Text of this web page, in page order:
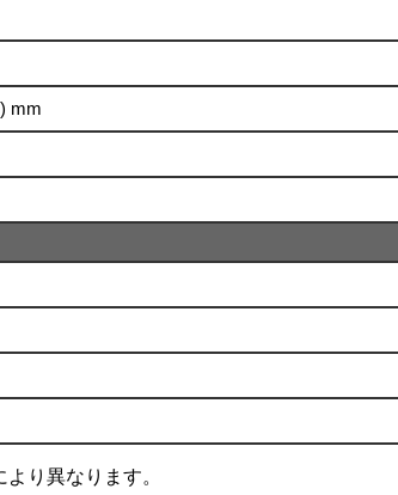
mm
り異なります。